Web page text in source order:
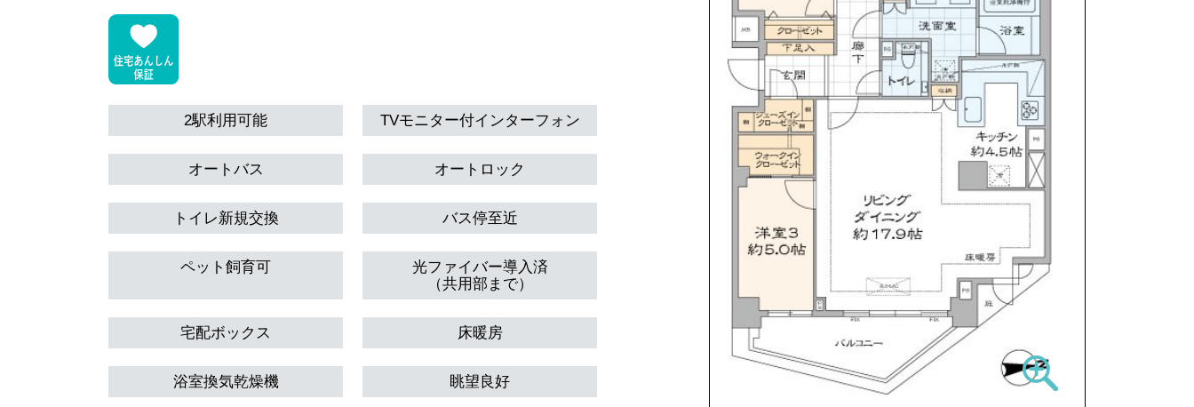
2駅利用可能 TVモニター付インターフォン
オートバス オートロック
トイレ新規交換 バス停至近
ペット飼育可
光ファイバー導入済
（共用部まで）
宅配ボックス 床暖房
浴室換気乾燥機 眺望良好